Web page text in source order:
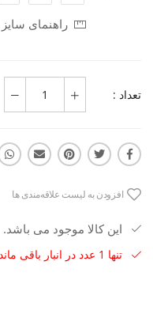
راهنمای سایز
تعداد :
افزودن به لیست علاقه‌مندی ها
این کالا موجود می باشد.
تنها 1 عدد در انبار باقی مانده